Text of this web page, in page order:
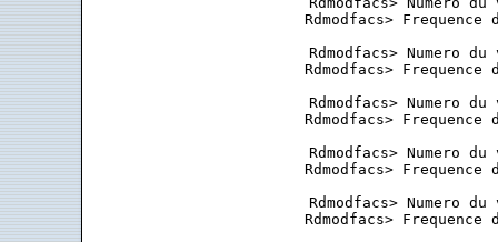
Rdmodfacs>
Rdmodfacs> Numero
Rdmodfacs>
Rdmodfacs> Numero
Rdmodfacs>
Rdmodfacs> Numero
Rdmodfacs>
Rdmodfacs> Numero
Rdmodfacs>